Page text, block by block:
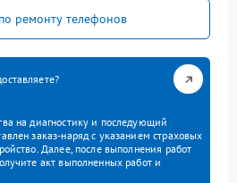
ремонту телефонов
на диагностику и последующий
заказ-наряд с указанием страховых
Далее, после выполнения работ
акт выполненных работ и